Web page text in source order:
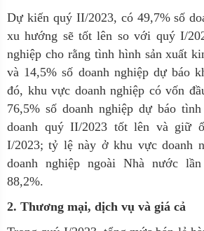
Dự kiến quý II/2023, có 49,7% số
xu hướng sẽ tốt lên so với quý I/
nghiệp cho rằng tình hình sản xuất
và 14,5% số doanh nghiệp dự báo
đó, khu vực doanh nghiệp có vốn
76,5% số doanh nghiệp dự báo
doanh quý II/2023 tốt lên và giữ
I/2023; tỷ lệ này ở khu vực doanh
doanh nghiệp ngoài Nhà nước
88,2%.
2. Thương mại, dịch vụ và giá cả